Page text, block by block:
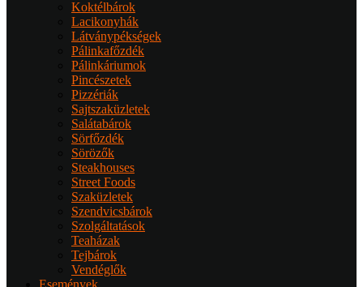
Koktélbárok
Lacikonyhák
Látványpékségek
Pálinkafőzdék
Pálinkáriumok
Pincészetek
Pizzériák
Sajtszaküzletek
Salátabárok
Sörfőzdék
Sörözők
Steakhouses
Street Foods
Szaküzletek
Szendvicsbárok
Szolgáltatások
Teaházak
Tejbárok
Vendéglők